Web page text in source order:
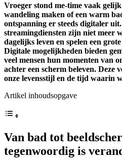
Vroeger stond me-time vaak gelijk
wandeling maken of een warm
ontspanning er steeds digitaler
streamingdiensten zijn niet meer
dagelijks leven en spelen een
Digitale mogelijkheden bieden
veel mensen hun momenten van
achter een scherm beleven. Deze
onze levensstijl en de tijd waarin
Artikel inhoudsopgave
Van bad tot
tegenwoordig is